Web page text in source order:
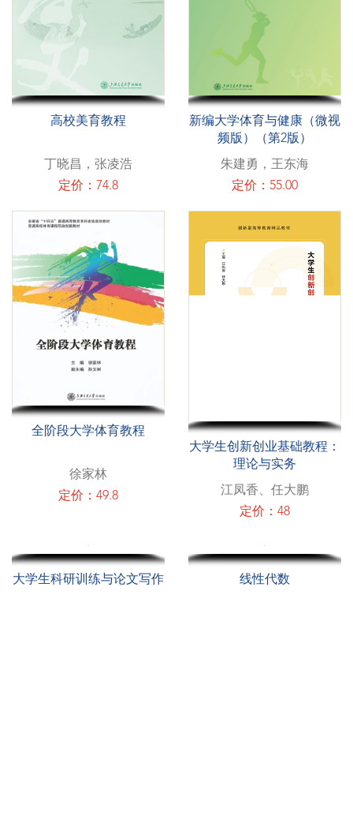
高校美育教程
丁晓昌，张凌浩
定价：74.8
新编大学体育与健康（微视
频版）（第2版）
朱建勇，王东海
定价：55.00
全阶段大学体育教程
徐家林
定价：49.8
大学生创新创业基础教程：
理论与实务
江凤香、任大鹏
定价：48
大学生科研训练与论文写作 线性代数